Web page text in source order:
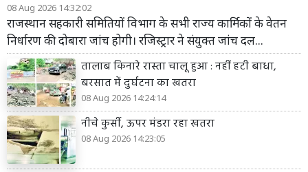
08 Aug 2026 14:32:02
राजस्थान सहकारी समितियों विभाग के सभी राज्य कार्मिकों के वेतन
निर्धारण की दोबारा जांच होगी। रजिस्ट्रार ने संयुक्त जांच दल...
तालाब किनारे रास्ता चालू हुआ : नहीं हटी बाधा,
बरसात में दुर्घटना का खतरा
08 Aug 2026 14:24:14
नीचे कुर्सी, ऊपर मंडरा रहा खतरा
08 Aug 2026 14:23:05